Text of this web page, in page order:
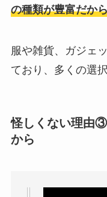
の種類が豊富だか
服や雑貨、ガジェ
ており、多くの選
怪しくない理由
から